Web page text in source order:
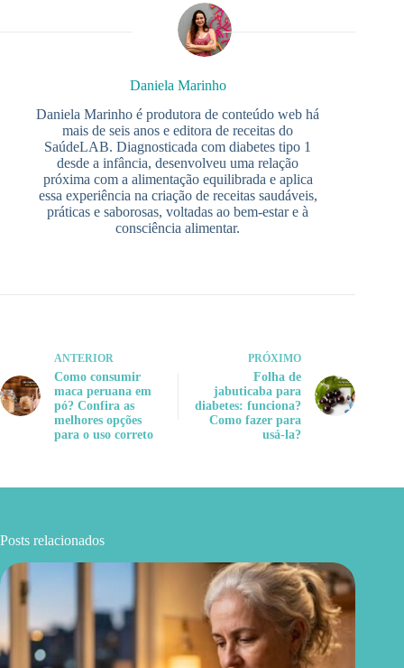
Daniela Marinho
Daniela Marinho é produtora de conteúdo web há
mais de seis anos e editora de receitas do
SaúdeLAB. Diagnosticada com diabetes tipo 1
desde a infância, desenvolveu uma relação
próxima com a alimentação equilibrada e aplica
essa experiência na criação de receitas saudáveis,
práticas e saborosas, voltadas ao bem-estar e à
consciência alimentar.
ANTERIOR
Como consumir
maca peruana em
pó? Confira as
melhores opções
para o uso correto
PRÓXIMO
Folha de
jabuticaba para
diabetes: funciona?
Como fazer para
usá-la?
Posts relacionados